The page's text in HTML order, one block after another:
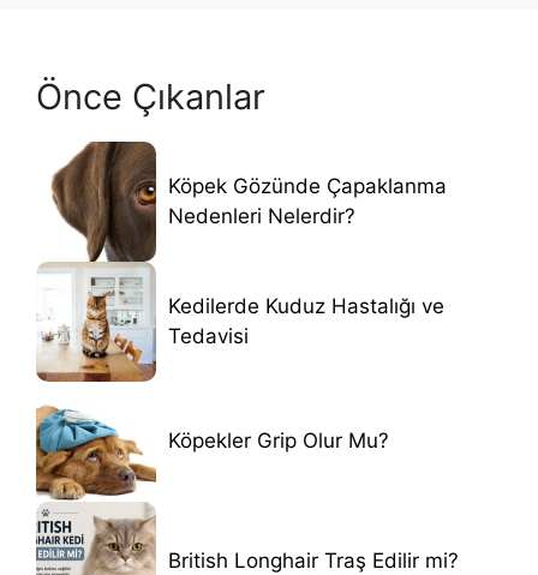
Önce Çıkanlar
Köpek Gözünde Çapaklanma
Nedenleri Nelerdir?
Kedilerde Kuduz Hastalığı ve
Tedavisi
Köpekler Grip Olur Mu?
British Longhair Traş Edilir mi?